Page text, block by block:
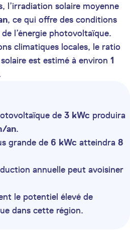
l’irradiation solaire moyenne
, ce qui offre des conditions
l’énergie photovoltaïque.
climatiques locales, le ratio
est estimé à environ 1
de 3 kWc produira
an.
grande de 6 kWc atteindra 8
annuelle peut avoisiner
le potentiel élevé de
dans cette région.